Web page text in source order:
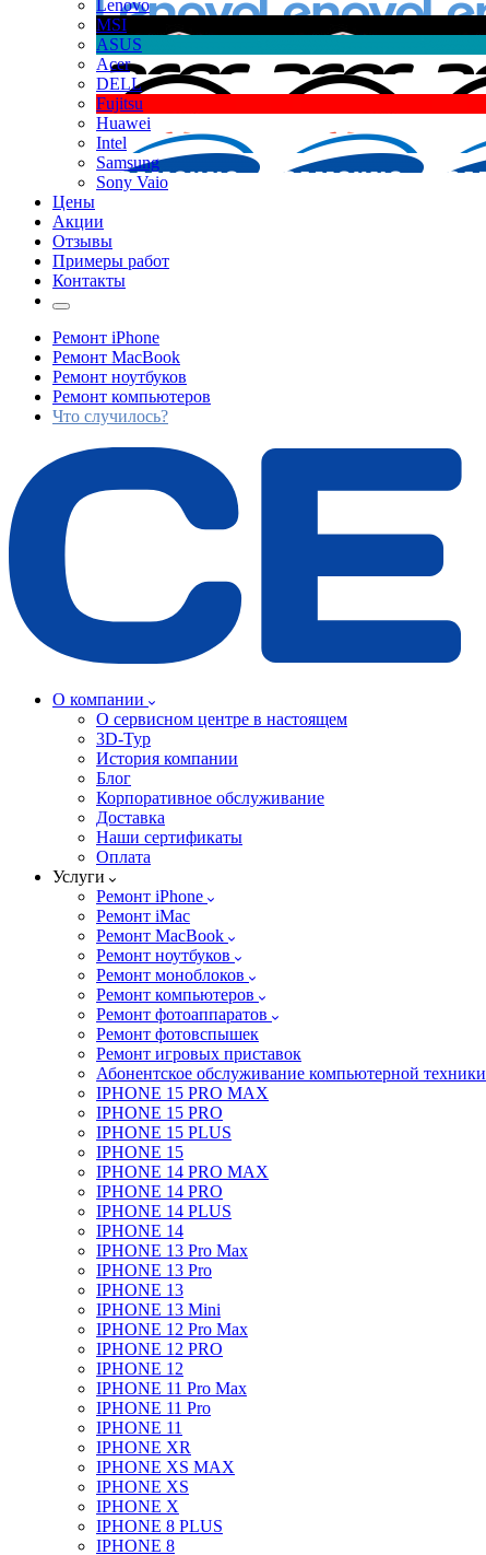
Lenovo
MSI
ASUS
Acer
DELL
Fujitsu
Huawei
Intel
Samsung
Sony Vaio
Цены
Акции
Отзывы
Примеры работ
Контакты
Ремонт iPhone
Ремонт MacBook
Ремонт ноутбуков
Ремонт компьютеров
Что случилось?
О компании
О сервисном центре в настоящем
3D-Тур
История компании
Блог
Корпоративное обслуживание
Доставка
Наши сертификаты
Оплата
Услуги
Ремонт iPhone
Ремонт iMac
Ремонт MacBook
Ремонт ноутбуков
Ремонт моноблоков
Ремонт компьютеров
Ремонт фотоаппаратов
Ремонт фотовспышек
Ремонт игровых приставок
Абонентское обслуживание компьютерной техники
IPHONE 15 PRO MAX
IPHONE 15 PRO
IPHONE 15 PLUS
IPHONE 15
IPHONE 14 PRO MAX
IPHONE 14 PRO
IPHONE 14 PLUS
IPHONE 14
IPHONE 13 Pro Max
IPHONE 13 Pro
IPHONE 13
IPHONE 13 Mini
IPHONE 12 Pro Max
IPHONE 12 PRO
IPHONE 12
IPHONE 11 Pro Max
IPHONE 11 Pro
IPHONE 11
IPHONE XR
IPHONE XS MAX
IPHONE XS
IPHONE X
IPHONE 8 PLUS
IPHONE 8